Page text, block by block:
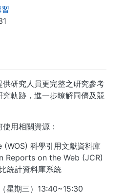
研究人員更完整之研究參考
軌跡，進一步瞭解同儕及競
用相關資源：
科學引用文獻資料庫
Reports on the Web (JCR)
統計資料庫系統
星期三）13:40~15:30